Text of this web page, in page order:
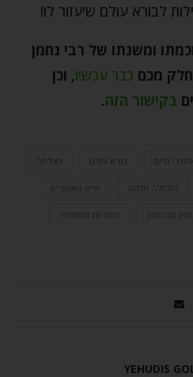
לבורא עולם שיעזור לו!
ומשנתו של רבי נחמן
מכםכבר עכשיו,וכן
בקישור הזה.
חיים הצלחה
התחלה חדשה חיים מאושרים
מברסלב רוחניות וגשמיות
YEHUDIS